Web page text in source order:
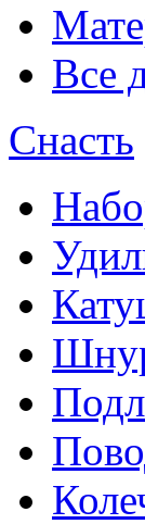
Все
Снасть